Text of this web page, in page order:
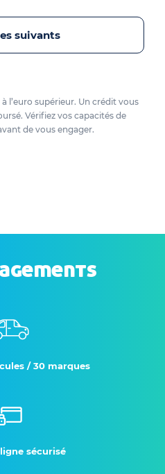
suivants
l’euro supérieur. Un crédit vous
Vérifiez vos capacités de
de vous engager.
/ 30 marques
sécurisé